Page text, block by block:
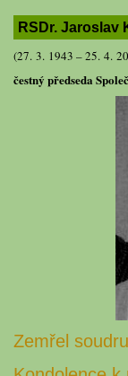
RSDr. Jaroslav
(27. 3. 1943 – 25. 4.
čestný předseda
Zemřel